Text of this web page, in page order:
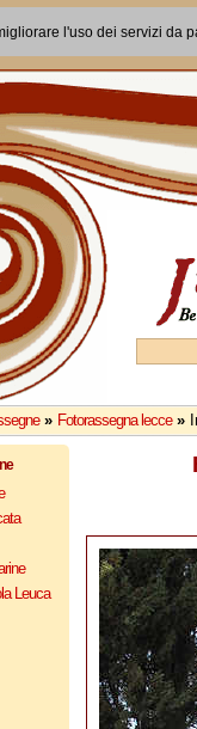
l'uso dei servizi da
» Fotorassegna lecce »
Leuca